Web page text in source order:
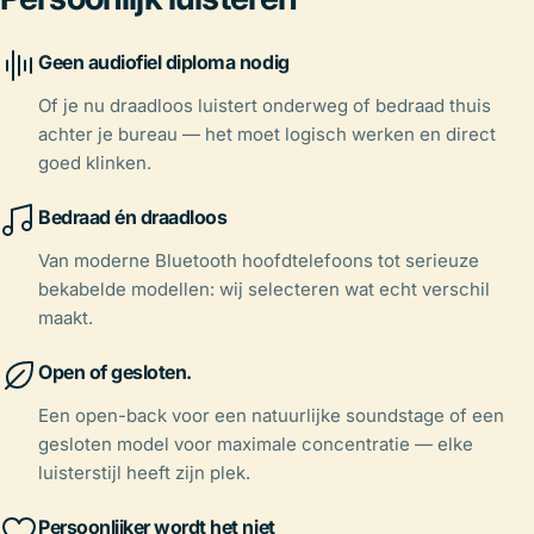
Geen audiofiel diploma nodig
Of je nu draadloos luistert onderweg of bedraad thuis
achter je bureau — het moet logisch werken en direct
goed klinken.
Bedraad én draadloos
Van moderne Bluetooth hoofdtelefoons tot serieuze
bekabelde modellen: wij selecteren wat echt verschil
maakt.
Open of gesloten.
Een open-back voor een natuurlijke soundstage of een
gesloten model voor maximale concentratie — elke
luisterstijl heeft zijn plek.
Persoonlijker wordt het niet